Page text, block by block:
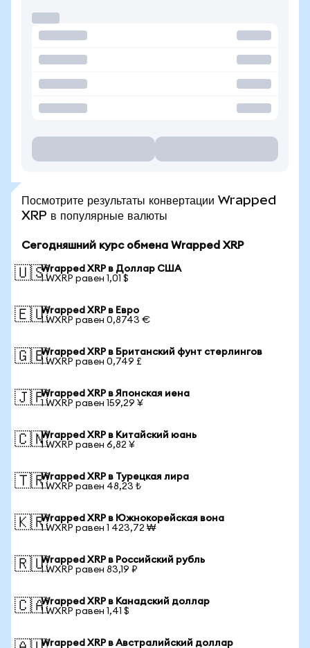
Посмотрите результаты конвертации Wrapped
XRP в популярные валюты
Сегодняшний курс обмена Wrapped XRP
🇺🇸Wrapped XRP в Доллар США
1 WXRP равен 1,01 $
🇪🇺Wrapped XRP в Евро
1 WXRP равен 0,8743 €
🇬🇧Wrapped XRP в Британский фунт стерлингов
1 WXRP равен 0,749 £
🇯🇵Wrapped XRP в Японская иена
1 WXRP равен 159,29 ¥
🇨🇳Wrapped XRP в Китайский юань
1 WXRP равен 6,82 ¥
🇹🇷Wrapped XRP в Турецкая лира
1 WXRP равен 48,23 ₺
🇰🇷Wrapped XRP в Южнокорейская вона
1 WXRP равен 1 423,72 ₩
🇷🇺Wrapped XRP в Российский рубль
1 WXRP равен 83,19 ₽
🇨🇦Wrapped XRP в Канадский доллар
1 WXRP равен 1,41 $
Wrapped XRP в Австралийский доллар